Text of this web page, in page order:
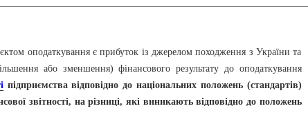
оподаткування є прибуток із джерелом походження з України та
або зменшення) фінансового результату до оподаткування
підприємства відповідно до національних положень (стандартів)
звітності, на різниці, які виникають відповідно до положень